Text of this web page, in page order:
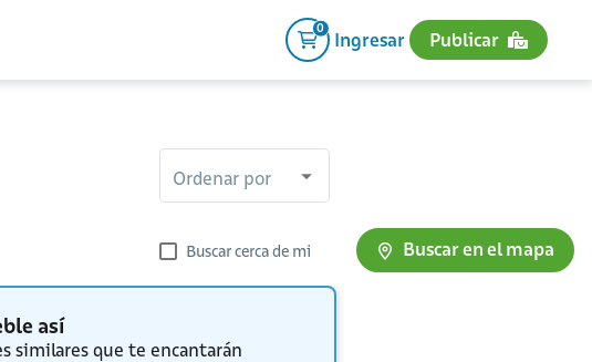
0
Ingresar Publicar
Ordenar por
Buscar cerca de mi Buscar en el mapa
así
similares que te encantarán